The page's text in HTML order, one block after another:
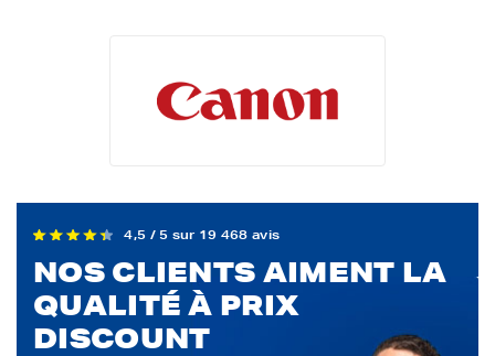
4,5 / 5 sur 19 468 avis
NOS CLIENTS AIMENT LA
QUALITÉ À PRIX
DISCOUNT